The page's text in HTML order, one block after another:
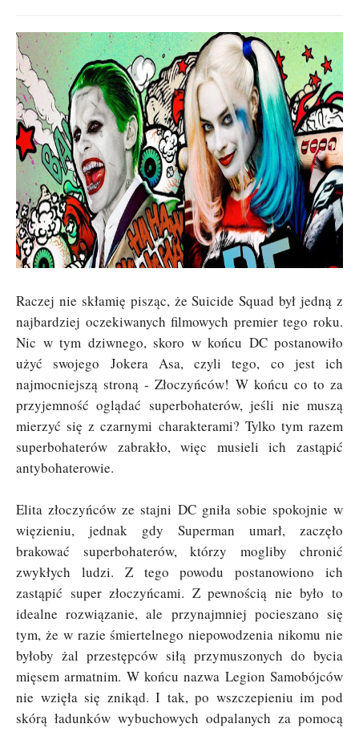
Raczej nie skłamię pisząc, że Suicide Squad był jedną z
najbardziej oczekiwanych filmowych premier tego roku.
Nic w tym dziwnego, skoro w końcu DC postanowiło
użyć swojego JokeraAsa, czyli tego, co jest ich
najmocniejszą stroną - Złoczyńców! W końcu co to za
przyjemność oglądać superbohaterów, jeśli nie muszą
mierzyć się z czarnymi charakterami? Tylko tym razem
superbohaterów zabrakło, więc musieli ich zastąpić
antybohaterowie.
Elita złoczyńców ze stajni DC gniła sobie spokojnie w
więzieniu, jednak gdy Superman umarł, zaczęło
brakować superbohaterów, którzy mogliby chronić
zwykłych ludzi. Z tego powodu postanowiono ich
zastąpić super złoczyńcami. Z pewnością nie było to
idealne rozwiązanie, ale przynajmniej pocieszano się
tym, że w razie śmiertelnego niepowodzenia nikomu nie
byłoby żal przestępców siłą przymuszonych do bycia
mięsem armatnim. W końcu nazwa Legion Samobójców
nie wzięła się znikąd. I tak, po wszczepieniu im pod
skórą ładunków wybuchowych odpalanych za pomocą